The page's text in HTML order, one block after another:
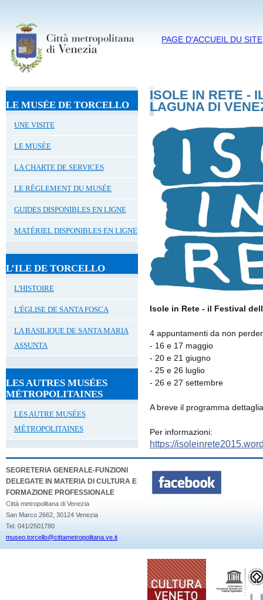
PAGE D'ACCUEIL DU SITE
LE MUSÉE DE TORCELLO
UNE VISITE
LE MUSÉE
LA CHARTE DE SERVICES
LE RÈGLEMENT DU MUSÉE
GUIDES DISPONIBLES EN LIGNE
MATÉRIEL DISPONIBLES EN LIGNE
L’ILE DE TORCELLO
L'HISTOIRE
L'ÉGLISE DE SANTA FOSCA
LA BASILIQUE DE SANTA MARIA
ASSUNTA
LES AUTRES MUSÉES
MÉTROPOLITAINES
LES AUTRE MUSÉES
MÉTROPOLITAINES
ISOLE IN RETE -
LAGUNA DI
Isole in Rete - il Festival
4 appuntamenti da non
- 16 e 17 maggio
- 20 e 21 giugno
- 25 e 26 luglio
- 26 e 27 settembre
A breve il programma
Per informazioni:
https://
SEGRETERIA GENERALE-FUNZIONI
DELEGATE IN MATERIA DI CULTURA E
FORMAZIONE PROFESSIONALE
Città metropolitana di Venezia
San Marco 2662, 30124 Venezia
Tel. 041/2501780
museo.torcello@cittametropolitana.ve.it